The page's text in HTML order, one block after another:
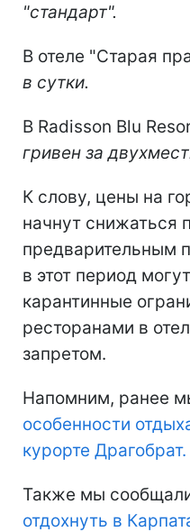
"стандарт".
В отеле "Старая
в сутки.
В Radisson Blu
гривен за
К слову, цены на
начнут снижаться
предварительным
в этот период
карантинные
ресторанами в
запретом.
Напомним, ранее
особенности
курорте Драгобрат.
Также мы
отдохнуть в